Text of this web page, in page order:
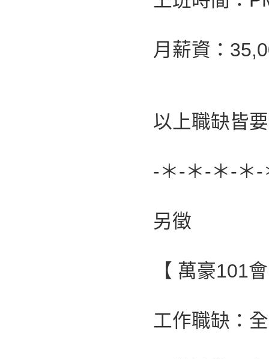
月薪資：
以上職缺皆
-＊-＊-＊-＊
另徵
【 萬豪101
工作職缺：